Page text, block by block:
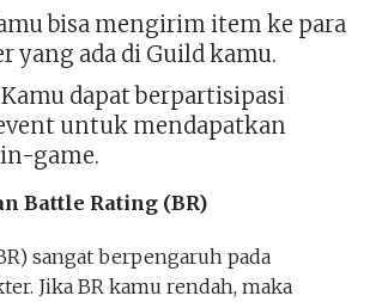
bisa mengirim item ke para
yang ada di Guild kamu.
Kamu dapat berpartisipasi
untuk mendapatkan
game.
Battle Rating (BR)
sangat berpengaruh pada
Jika BR kamu rendah, maka